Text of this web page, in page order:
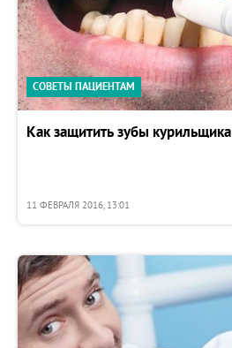
СОВЕТЫ ПАЦИЕНТАМ
Как защитить зубы курильщика
11 ФЕВРАЛЯ 2016, 13:01